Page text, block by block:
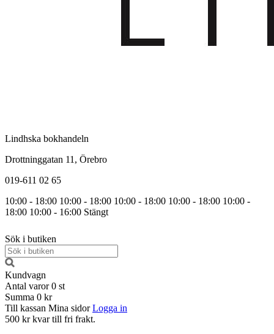
Lindhska bokhandeln
Drottninggatan 11, Örebro
019-611 02 65
10:00 - 18:00 10:00 - 18:00 10:00 - 18:00 10:00 - 18:00 10:00 -
18:00 10:00 - 16:00 Stängt
Sök i butiken
Kundvagn
Antal varor 0 st
Summa 0 kr
Till kassan Mina sidor Logga in
500 kr kvar till fri frakt.